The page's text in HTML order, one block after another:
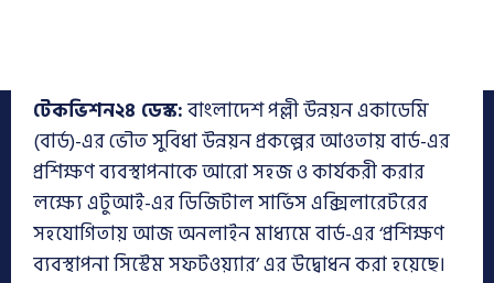
টেকভিশন২৪ ডেস্ক:বাংলাদেশ পল্লী উন্নয়ন একাডেমি
(বার্ড)-এর ভৌত সুবিধা উন্নয়ন প্রকল্পের আওতায় বার্ড-এর
প্রশিক্ষণ ব্যবস্থাপনাকে আরো সহজ ও কার্যকরী করার
লক্ষ্যে এটুআই-এর ডিজিটাল সার্ভিস এক্সিলারেটরের
সহযোগিতায় আজ অনলাইন মাধ্যমে বার্ড-এর ‘প্রশিক্ষণ
ব্যবস্থাপনা সিস্টেম সফটওয়্যার’ এর উদ্বোধন করা হয়েছে।